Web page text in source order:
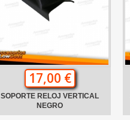
17,00 €
SOPORTE RELOJ VERTICAL
NEGRO